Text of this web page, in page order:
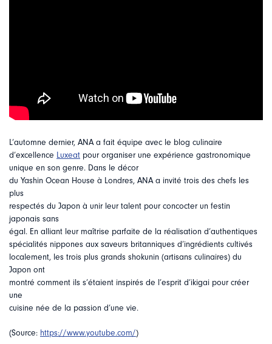
L’automne dernier, ANA a fait équipe avec le blog culinaire
d’excellence Luxeat pour organiser une expérience gastronomique
unique en son genre. Dans le décor
du Yashin Ocean House à Londres, ANA a invité trois des chefs les
plus
respectés du Japon à unir leur talent pour concocter un festin
japonais sans
égal. En alliant leur maîtrise parfaite de la réalisation d’authentiques
spécialités nippones aux saveurs britanniques d’ingrédients cultivés
localement, les trois plus grands shokunin (artisans culinaires) du
Japon ont
montré comment ils s’étaient inspirés de l’esprit d’ikigai pour créer
une
cuisine née de la passion d’une vie.
(Source: https://www.youtube.com/)